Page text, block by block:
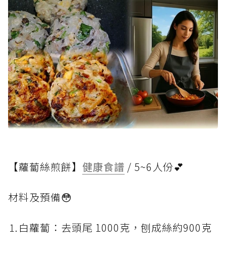
【蘿蔔絲煎餅】 健康食譜 / 5~6人份💕
材料及預備😳
⒈白蘿蔔：去頭尾 1000克，刨成絲約900克